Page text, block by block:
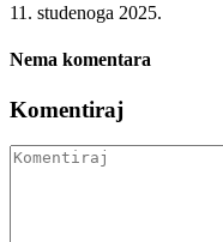
11. studenoga 2025.
Nema komentara
Komentiraj